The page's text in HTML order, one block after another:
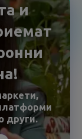
и
други.